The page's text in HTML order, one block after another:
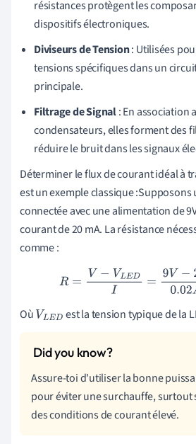
résistances protègent les
dispositifs électroniques.
Diviseurs de Tension: Utilisées
tensions spécifiques dans un
principale.
Filtrage de Signal: En association
condensateurs, elles forment des
réduire le bruit dans les signaux
Déterminer le flux de courant idéal à
est un exemple classique :Supposons
connectée avec une alimentation de
courant de 20 mA. La résistance
comme :
R=V−VLEDI= 9V− 2V0.02A
Où VLED est la tension typique de la
Assure-toi d'utiliser la bonne
pour éviter une surchauffe, surtout
des conditions de courant élevé.